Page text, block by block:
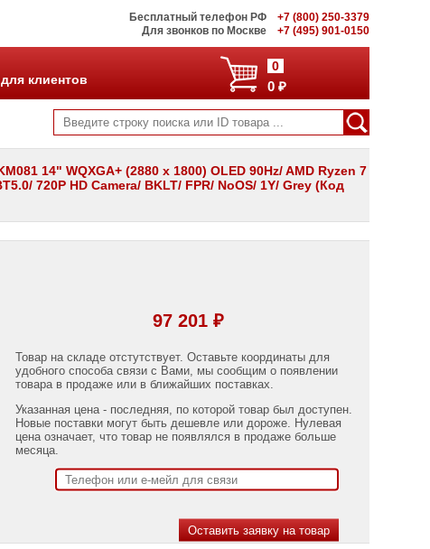
Бесплатный телефон РФ
+7 (800) 250-3379
Для звонков по Москве
+7 (495) 901-0150
0
0 ₽
клиентов
14" WQXGA+ (2880 x 1800) OLED 90Hz/ AMD Ryzen 7
720P HD Camera/ BKLT/ FPR/ NoOS/ 1Y/ Grey (Код
97 201 ₽
Товар на складе отстутствует. Оставьте координаты для
удобного способа связи с Вами, мы сообщим о появлении
товара в продаже или в ближайших поставках.
Указанная цена - последняя, по которой товар был доступен.
Новые поставки могут быть дешевле или дороже. Нулевая
цена означает, что товар не появлялся в продаже больше
месяца.